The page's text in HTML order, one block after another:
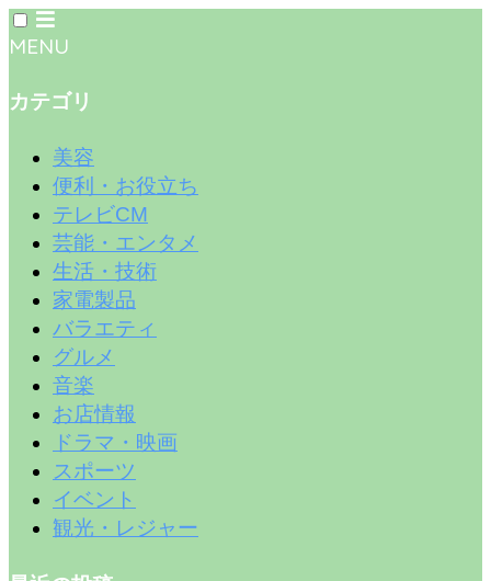
MENU
カテゴリ
美容
便利・お役立ち
テレビCM
芸能・エンタメ
生活・技術
家電製品
バラエティ
グルメ
音楽
お店情報
ドラマ・映画
スポーツ
イベント
観光・レジャー